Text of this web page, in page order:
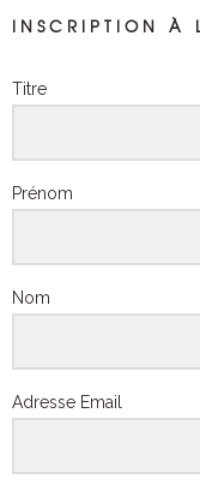
INSCRIPTION À
Titre
Prénom
Nom
Adresse Email